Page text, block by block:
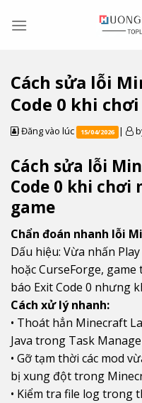
Cách sửa lỗi
Code 0 khi
Đăng vào lúc 15/04/2026 |
Cách sửa lỗi
Code 0 khi chơi
game
Chẩn đoán nhanh lỗi
Dấu hiệu: Vừa nhấn
hoặc CurseForge,
báo Exit Code 0 nhưng
Cách xử lý nhanh:
• Thoát hẳn Minecraft
Java trong Task
• Gỡ tạm thời các mod
bị xung đột trong
• Kiểm tra file log trong